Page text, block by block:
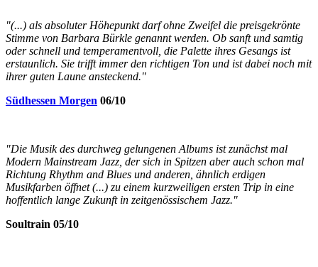
"(...) als absoluter Höhepunkt darf ohne Zweifel die preisgekrönte
Stimme von Barbara Bürkle genannt werden. Ob sanft und samtig
oder schnell und temperamentvoll, die Palette ihres Gesangs ist
erstaunlich. Sie trifft immer den richtigen Ton und ist dabei noch mit
ihrer guten Laune ansteckend."
Südhessen Morgen 06/10
"Die Musik des durchweg gelungenen Albums ist zunächst mal
Modern Mainstream Jazz, der sich in Spitzen aber auch schon mal
Richtung Rhythm and Blues und anderen, ähnlich erdigen
Musikfarben öffnet (...) zu einem kurzweiligen ersten Trip in eine
hoffentlich lange Zukunft in zeitgenössischem Jazz."
Soultrain 05/10